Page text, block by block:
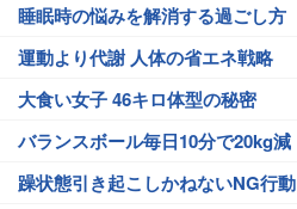
睡眠時の悩みを解消する過ごし方
運動より代謝 人体の省エネ戦略
大食い女子 46キロ体型の秘密
バランスボール毎日10分で20kg減
躁状態引き起こしかねないNG行動